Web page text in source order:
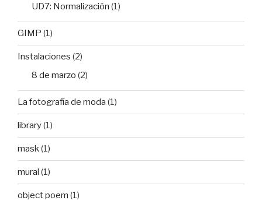
UD7: Normalización (1)
GIMP (1)
Instalaciones (2)
8 de marzo (2)
La fotografía de moda (1)
library(1)
mask(1)
mural (1)
object poem (1)